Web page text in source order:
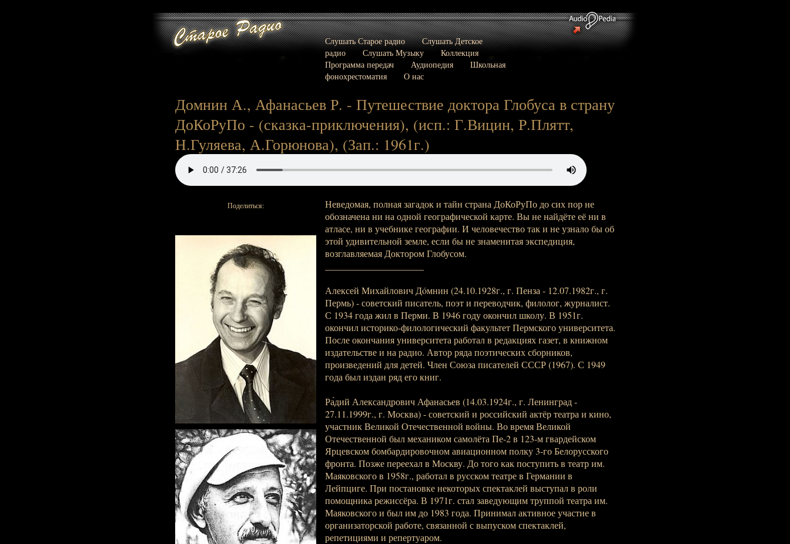
Слушать Старое радио
Слушать Детское
радио
Слушать Музыку
Коллекция
Программа передач
Аудиопедия
Школьная
фонохрестоматия
О нас
Домнин А., Афанасьев Р. - Путешествие доктора Глобуса в страну
ДоКоРуПо - (сказка-приключения), (исп.: Г.Вицин, Р.Плятт,
Н.Гуляева, А.Горюнова), (Зап.: 1961г.)
Поделиться:
Неведомая, полная загадок и тайн страна ДоКоРуПо до сих пор не
обозначена ни на одной географической карте. Вы не найдёте её ни в
атласе, ни в учебнике географии. И человечество так и не узнало бы об
этой удивительной земле, если бы не знаменитая экспедиция,
возглавляемая Доктором Глобусом.
Алексей Михайлович Дóмнин (24.10.1928г., г. Пенза - 12.07.1982г., г.
Пермь) - советский писатель, поэт и переводчик, филолог, журналист.
С 1934 года жил в Перми. В 1946 году окончил школу. В 1951г.
окончил историко-филологический факультет Пермского университета.
После окончания университета работал в редакциях газет, в книжном
издательстве и на радио. Автор ряда поэтических сборников,
произведений для детей. Член Союза писателей СССР (1967). С 1949
года был издан ряд его книг.
Ра́дий Александрович Афанасьев (14.03.1924г., г. Ленинград -
27.11.1999г., г. Москва) - советский и российский актёр театра и кино,
участник Великой Отечественной войны. Во время Великой
Отечественной был механиком самолёта Пе-2 в 123-м гвардейском
Ярцевском бомбардировочном авиационном полку 3-го Белорусского
фронта. Позже переехал в Москву. До того как поступить в театр им.
Маяковского в 1958г., работал в русском театре в Германии в
Лейпциге. При постановке некоторых спектаклей выступал в роли
помощника режиссёра. В 1971г. стал заведующим труппой театра им.
Маяковского и был им до 1983 года. Принимал активное участие в
организаторской работе, связанной с выпуском спектаклей,
репетициями и репертуаром.